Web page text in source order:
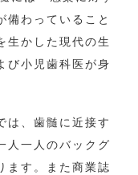
備わっていること
生かした現代の生
び小児歯科医が身
は、歯髄に近接す
人一人のバックグ
ます。また商業誌